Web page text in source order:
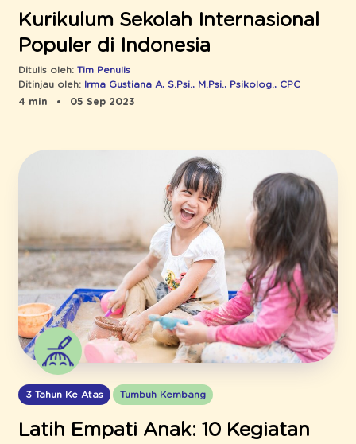
Kurikulum Sekolah Internasional
Populer di Indonesia
Ditulis oleh: Tim Penulis
Ditinjau oleh: Irma Gustiana A, S.Psi., M.Psi., Psikolog., CPC
4 min
05 Sep 2023
3 Tahun Ke Atas Tumbuh Kembang
Latih Empati Anak: 10 Kegiatan